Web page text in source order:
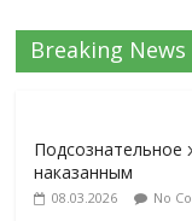
Breaking News
наказанным
08.03.2026 No